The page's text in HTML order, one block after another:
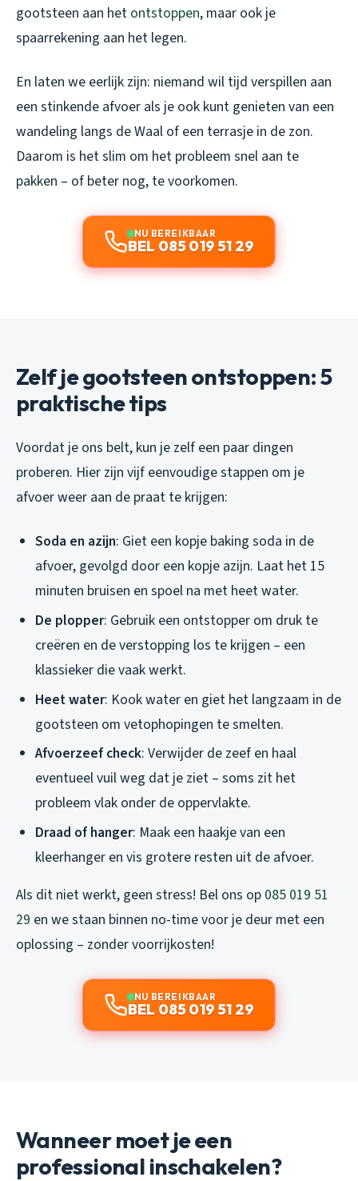
gootsteen aan het ontstoppen, maar ook je
spaarrekening aan het legen.
En laten we eerlijk zijn: niemand wil tijd verspillen aan
een stinkende afvoer als je ook kunt genieten van een
wandeling langs de Waal of een terrasje in de zon.
Daarom is het slim om het probleem snel aan te
pakken – of beter nog, te voorkomen.
NU BEREIKBAAR
BEL 085 019 51 29
Zelf je gootsteen ontstoppen: 5
praktische tips
Voordat je ons belt, kun je zelf een paar dingen
proberen. Hier zijn vijf eenvoudige stappen om je
afvoer weer aan de praat te krijgen:
Soda en azijn: Giet een kopje baking soda in de
afvoer, gevolgd door een kopje azijn. Laat het 15
minuten bruisen en spoel na met heet water.
De plopper: Gebruik een ontstopper om druk te
creëren en de verstopping los te krijgen – een
klassieker die vaak werkt.
Heet water: Kook water en giet het langzaam in de
gootsteen om vetophopingen te smelten.
Afvoerzeef check: Verwijder de zeef en haal
eventueel vuil weg dat je ziet – soms zit het
probleem vlak onder de oppervlakte.
Draad of hanger: Maak een haakje van een
kleerhanger en vis grotere resten uit de afvoer.
Als dit niet werkt, geen stress! Bel ons op 085 019 51
29 en we staan binnen no-time voor je deur met een
oplossing – zonder voorrijkosten!
NU BEREIKBAAR
BEL 085 019 51 29
Wanneer moet je een
professional inschakelen?